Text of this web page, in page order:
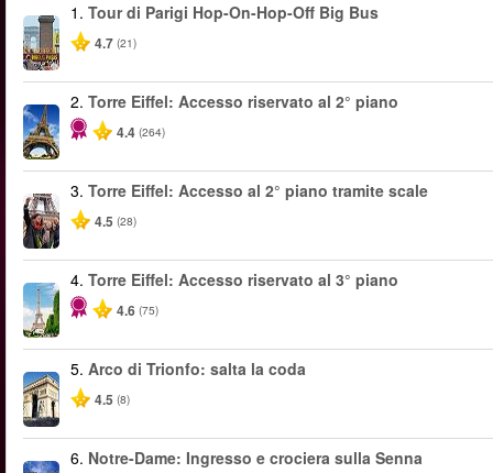
1. Tour di Parigi Hop-On-Hop-Off Big Bus
4.7 (21)
2. Torre Eiffel: Accesso riservato al 2° piano
4.4 (264)
3. Torre Eiffel: Accesso al 2° piano tramite scale
4.5 (28)
4. Torre Eiffel: Accesso riservato al 3° piano
4.6 (75)
5. Arco di Trionfo: salta la coda
4.5 (8)
6. Notre-Dame: Ingresso e crociera sulla Senna